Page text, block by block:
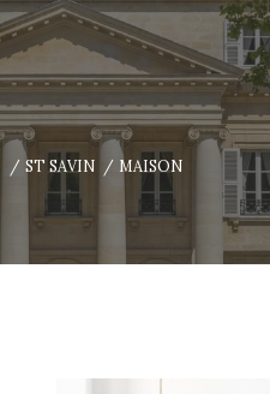
ST SAVIN MAISON